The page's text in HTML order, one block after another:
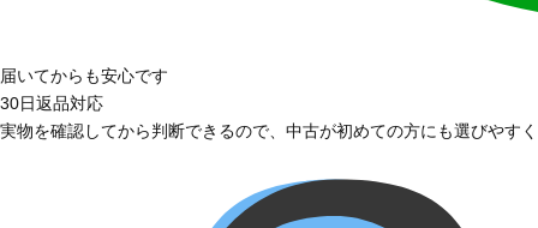
届いてからも安心です
30日返品対応
実物を確認してから判断できるので、中古が初めての方にも選びやす